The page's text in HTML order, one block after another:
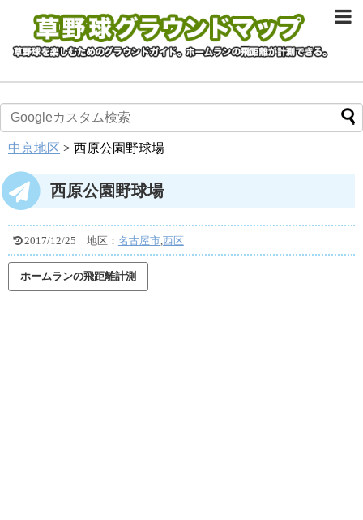
中京地区 > 西原公園野球場
西原公園野球場
2017/12/25 地区： 名古屋市,西区